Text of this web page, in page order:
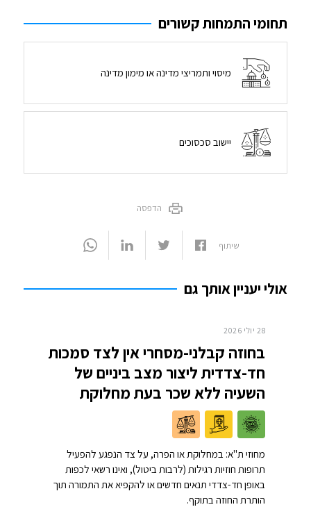
תחומי התמחות קשורים
מיסוי ותמריצי מדינה או מימון מדינה
יישוב סכסוכים
הדפסה
שיתוף
אולי יעניין אותך גם
28 יולי 2026
בחוזה קבלני-מסחרי אין לצד סמכות
חד-צדדית ליצור מצב ביניים של
השעיה ללא שכר בעת מחלוקת
מחוזי ת"א: במחלוקת או הפרה, על צד הנפגע להפעיל
תרופות חוזיות רגילות (לרבות ביטול), ואינו רשאי לכפות
באופן חד-צדדי תנאים חדשים או להקפיא את התמורה תוך
הותרת החוזה בתוקף.